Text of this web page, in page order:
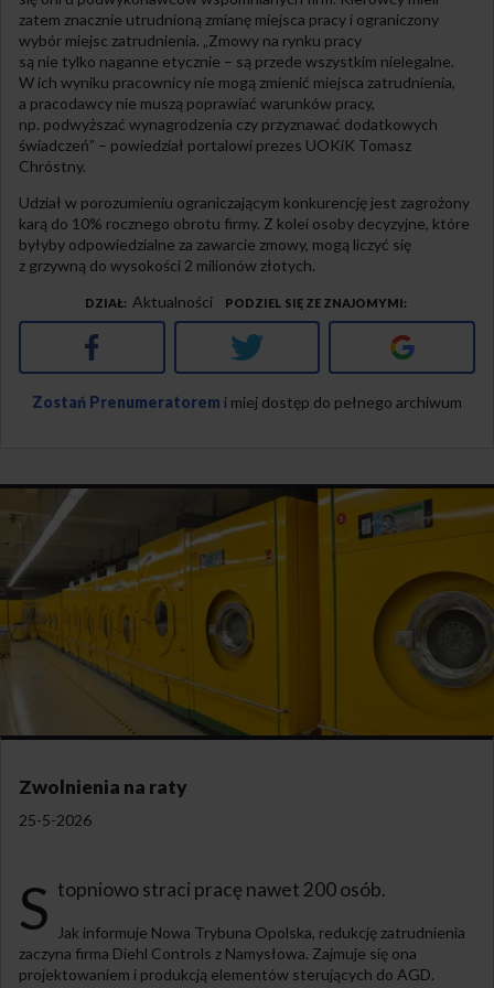
zatem znacznie utrudnioną zmianę miejsca pracy i ograniczony
wybór miejsc zatrudnienia. „Zmowy na rynku pracy
są nie tylko naganne etycznie – są przede wszystkim nielegalne.
W ich wyniku pracownicy nie mogą zmienić miejsca zatrudnienia,
a pracodawcy nie muszą poprawiać warunków pracy,
np. podwyższać wynagrodzenia czy przyznawać dodatkowych
świadczeń” – powiedział portalowi prezes UOKiK Tomasz
Chróstny.
Udział w porozumieniu ograniczającym konkurencję jest zagrożony
karą do 10% rocznego obrotu firmy. Z kolei osoby decyzyjne, które
byłyby odpowiedzialne za zawarcie zmowy, mogą liczyć się
z grzywną do wysokości 2 milionów złotych.
DZIAŁ Aktualności PODZIEL SIĘ ZE ZNAJOMYMI
Facebook Twitter Google+
Zostań Prenumeratorem i miej dostęp do pełnego archiwum
Zwolnienia na raty
25-5-2026
S topniowo straci pracę nawet 200 osób.
Jak informuje Nowa Trybuna Opolska, redukcję zatrudnienia
zaczyna firma Diehl Controls z Namysłowa. Zajmuje się ona
projektowaniem i produkcją elementów sterujących do AGD.